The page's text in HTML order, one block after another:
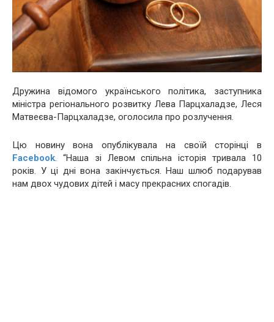
Дружина відомого українського політика, заступника
міністра регіонального розвитку Лева Парцхаладзе, Леся
Матвеєва-Парцхаладзе, оголосила про розлучення.
Цю новину вона опублікувала на своїй сторінці в
Facebook . “Наша зі Левом спільна історія тривала 10
років. У ці дні вона закінчується. Наш шлюб подарував
нам двох чудових дітей і масу прекрасних спогадів.